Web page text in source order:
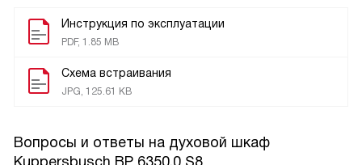
Инструкция по эксплуатации
PDF, 1.85 MB
Схема встраивания
JPG, 125.61 KB
Вопросы и ответы на духовой шкаф
Kuppersbusch BP 6350.0 S8